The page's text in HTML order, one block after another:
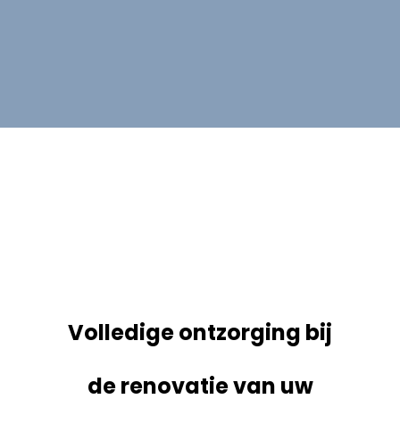
Volledige ontzorging bij
de renovatie van uw